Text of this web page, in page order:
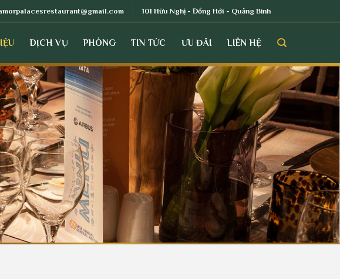
101 Hữu Nghị - Đồng Hới - Quảng Bình
DỊCH VỤ PHÒNG TIN TỨC ƯU ĐÃI LIÊN HỆ